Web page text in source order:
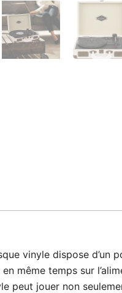
vinyle dispose
même temps sur
peut jouer non